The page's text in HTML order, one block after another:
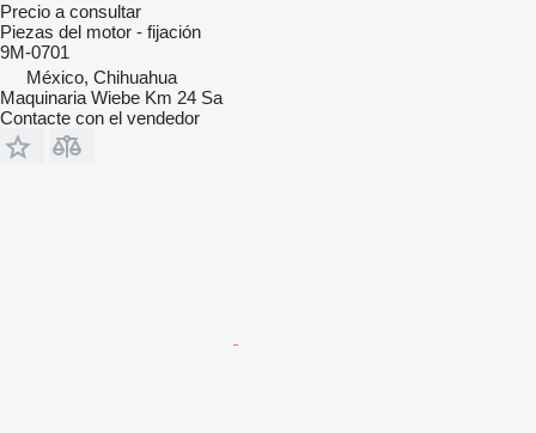
Precio a consultar
Piezas del motor - fijación
9M-0701
México, Chihuahua
Maquinaria Wiebe Km 24 Sa
Contacte con el vendedor